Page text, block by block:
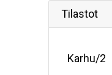
Tilastot
Karhu/2